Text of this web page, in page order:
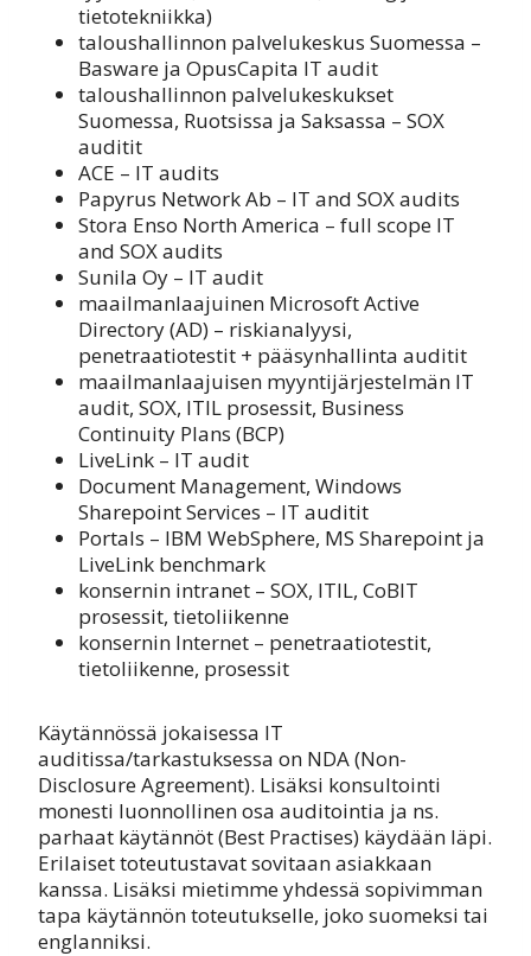
tietotekniikka)
taloushallinnon palvelukeskus Suomessa –
Basware ja OpusCapita IT audit
taloushallinnon palvelukeskukset
Suomessa, Ruotsissa ja Saksassa – SOX
auditit
ACE – IT audits
Papyrus Network Ab – IT and SOX audits
Stora Enso North America – full scope IT
and SOX audits
Sunila Oy – IT audit
maailmanlaajuinen Microsoft Active
Directory (AD) – riskianalyysi,
penetraatiotestit + pääsynhallinta auditit
maailmanlaajuisen myyntijärjestelmän IT
audit, SOX, ITIL prosessit, Business
Continuity Plans (BCP)
LiveLink – IT audit
Document Management, Windows
Sharepoint Services – IT auditit
Portals – IBM WebSphere, MS Sharepoint ja
LiveLink benchmark
konsernin intranet – SOX, ITIL, CoBIT
prosessit, tietoliikenne
konsernin Internet – penetraatiotestit,
tietoliikenne, prosessit
Käytännössä jokaisessa IT
auditissa/tarkastuksessa on NDA (Non-
Disclosure Agreement). Lisäksi konsultointi
monesti luonnollinen osa auditointia ja ns.
parhaat käytännöt (Best Practises) käydään läpi.
Erilaiset toteutustavat sovitaan asiakkaan
kanssa. Lisäksi mietimme yhdessä sopivimman
tapa käytännön toteutukselle, joko suomeksi tai
englanniksi.